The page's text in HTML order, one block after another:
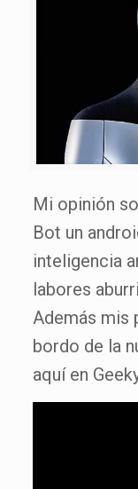
Mi opinión
Bot un
inteligencia
labores
Además mis
bordo de la
aquí en